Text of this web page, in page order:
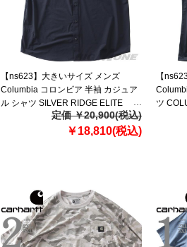
【ns623】大きいサイズ メンズ
Columbia コロンビア 半袖 カジュア
ル シャツ SILVER RIDGE ELITE
SHORT SLEEVE WOVEN USA直輸
定価 ￥20,900(税込)
￥18,810(税込)
【
ツ